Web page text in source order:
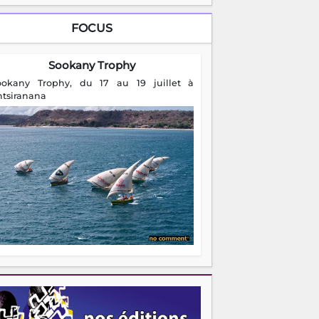
FOCUS
Sookany Trophy
Trophy, du 17 au 19 juillet à